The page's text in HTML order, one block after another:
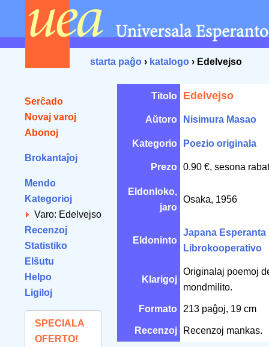
starta paĝo › katalogo › Edelvejso
Serĉado
Novaj varoj
Abonoj
Brokantaĵoj
Mendo
Kategorioj
Varo: Edelvejso
Recenzoj
Statistiko
Elŝutu
Helpo
Ligiloj
SPECIALA
OFERTO!
Titolo Edelvejso
Aŭtoro Nisimura Masao
Kategorio Poezio originala
Prezo 0.90 €, sesona
Eldonloko,
jaro
Osaka, 1956
Eldoninto
Japana Esperanta
Librokooperativo
Klarigoj
Originalaj poemoj
mondmilito.
Formato 213 paĝoj, 19 cm
Recenzoj Recenzoj mankas.